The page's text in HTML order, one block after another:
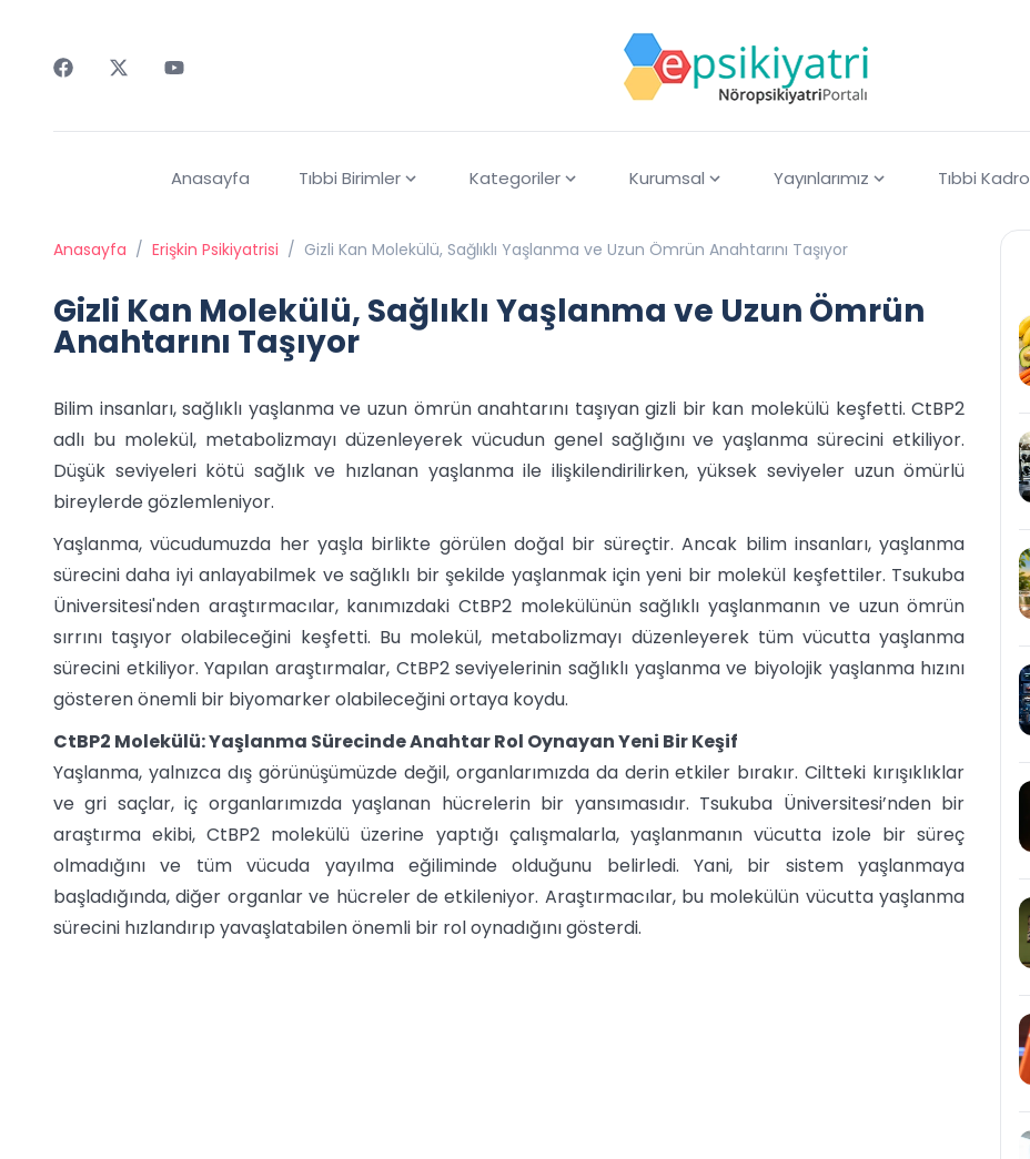
Anasayfa Tıbbi Birimler Kategoriler Kurumsal Yayınlarımız Tıbbi Kadro
Anasayfa / Erişkin Psikiyatrisi / Gizli Kan Molekülü, Sağlıklı Yaşlanma ve Uzun Ömrün Anahtarını Taşıyor
Gizli Kan Molekülü, Sağlıklı Yaşlanma ve Uzun Ömrün
Anahtarını Taşıyor
Bilim insanları, sağlıklı yaşlanma ve uzun ömrün anahtarını taşıyan gizli bir kan molekülü keşfetti. CtBP2
adlı bu molekül, metabolizmayı düzenleyerek vücudun genel sağlığını ve yaşlanma sürecini etkiliyor.
Düşük seviyeleri kötü sağlık ve hızlanan yaşlanma ile ilişkilendirilirken, yüksek seviyeler uzun ömürlü
bireylerde gözlemleniyor.
Yaşlanma, vücudumuzda her yaşla birlikte görülen doğal bir süreçtir. Ancak bilim insanları, yaşlanma
sürecini daha iyi anlayabilmek ve sağlıklı bir şekilde yaşlanmak için yeni bir molekül keşfettiler. Tsukuba
Üniversitesi'nden araştırmacılar, kanımızdaki CtBP2 molekülünün sağlıklı yaşlanmanın ve uzun ömrün
sırrını taşıyor olabileceğini keşfetti. Bu molekül, metabolizmayı düzenleyerek tüm vücutta yaşlanma
sürecini etkiliyor. Yapılan araştırmalar, CtBP2 seviyelerinin sağlıklı yaşlanma ve biyolojik yaşlanma hızını
gösteren önemli bir biyomarker olabileceğini ortaya koydu.
CtBP2 Molekülü: Yaşlanma Sürecinde Anahtar Rol Oynayan Yeni Bir Keşif
Yaşlanma, yalnızca dış görünüşümüzde değil, organlarımızda da derin etkiler bırakır. Ciltteki kırışıklıklar
ve gri saçlar, iç organlarımızda yaşlanan hücrelerin bir yansımasıdır. Tsukuba Üniversitesi’nden bir
araştırma ekibi, CtBP2 molekülü üzerine yaptığı çalışmalarla, yaşlanmanın vücutta izole bir süreç
olmadığını ve tüm vücuda yayılma eğiliminde olduğunu belirledi. Yani, bir sistem yaşlanmaya
başladığında, diğer organlar ve hücreler de etkileniyor. Araştırmacılar, bu molekülün vücutta yaşlanma
sürecini hızlandırıp yavaşlatabilen önemli bir rol oynadığını gösterdi.